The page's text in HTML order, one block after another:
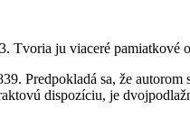
Tvoria ju viaceré pamiatkové
Predpokladá sa, že
dispozíciu, je